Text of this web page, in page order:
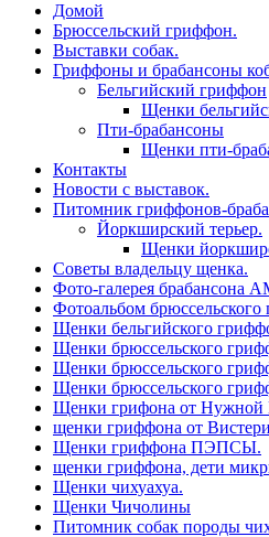
Домой
Брюссельский гриффон.
Выставки собак.
Гриффоны и брабансоны
Бельгийский гриффон
Щенки
Пти-брабансоны
Щенки пти-
Контакты
Новости с выставок.
Питомник гриффонов-
Йоркширский терьер.
Щенки
Советы владельцу щенка.
Фото-галерея брабансона
Фотоальбом
Щенки бельгийского
Щенки брюссельского
Щенки брюссельского
Щенки брюссельского
Щенки грифона от Нужной
щенки гриффона от
Щенки гриффона ПЭПСЫ.
щенки гриффона, дети
Щенки чихуахуа.
Щенки Чичолины
Питомник собак породы